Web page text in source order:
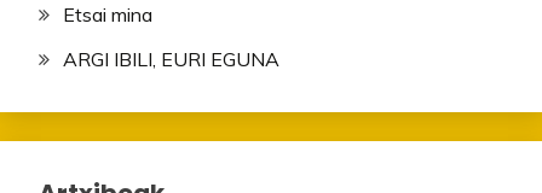
Etsai mina
ARGI IBILI, EURI EGUNA